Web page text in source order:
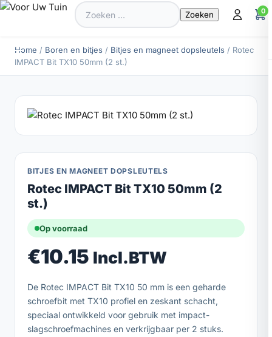
Zoeken
naar:
0
Home / Boren en bitjes / Bitjes en magneet dopsleutels / Rotec
IMPACT Bit TX10 50mm (2 st.)
BITJES EN MAGNEET DOPSLEUTELS
Rotec IMPACT Bit TX10 50mm (2
st.)
Op voorraad
€10.15 Incl.BTW
De Rotec IMPACT Bit TX10 50 mm is een geharde
schroefbit met TX10 profiel en zeskant schacht,
speciaal ontwikkeld voor gebruik met impact-
slagschroefmachines en verkrijgbaar per 2 stuks.